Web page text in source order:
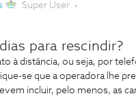
Super User
dias para rescindir?
à distância, ou seja, por
se que a operadora lhe
incluir, pelo menos, as